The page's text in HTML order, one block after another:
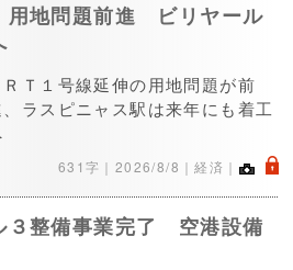
用地問題前進 ビリヤール
ＲＴ１号線延伸の用地問題が前
ラスピニャス駅は来年にも着工
631字｜ 2026/8/8 ｜経済｜ .
３整備事業完了 空港設備